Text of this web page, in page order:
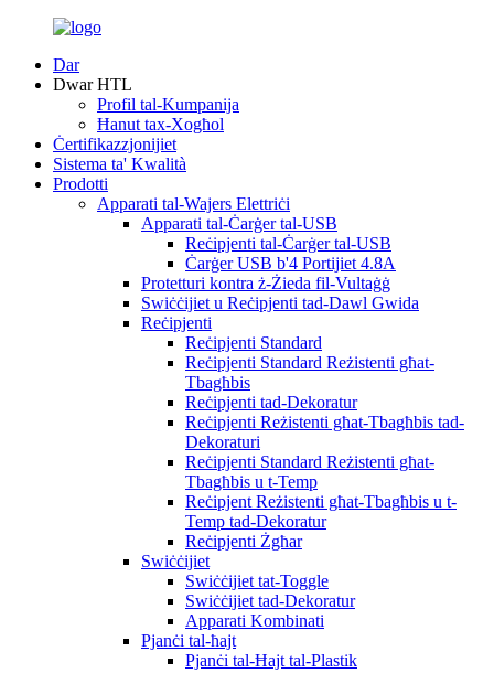
Dar
Dwar HTL
Profil tal-Kumpanija
Ħanut tax-Xogħol
Ċertifikazzjonijiet
Sistema ta' Kwalità
Prodotti
Apparati tal-Wajers Elettriċi
Apparati tal-Ċarġer tal-USB
Reċipjenti tal-Ċarġer tal-USB
Ċarġer USB b'4 Portijiet 4.8A
Protetturi kontra ż-Żieda fil-Vultaġġ
Swiċċijiet u Reċipjenti tad-Dawl Gwida
Reċipjenti
Reċipjenti Standard
Reċipjenti Standard Reżistenti għat-
Tbagħbis
Reċipjenti tad-Dekoratur
Reċipjenti Reżistenti għat-Tbagħbis tad-
Dekoraturi
Reċipjenti Standard Reżistenti għat-
Tbagħbis u t-Temp
Reċipjent Reżistenti għat-Tbagħbis u t-
Temp tad-Dekoratur
Reċipjenti Żgħar
Swiċċijiet
Swiċċijiet tat-Toggle
Swiċċijiet tad-Dekoratur
Apparati Kombinati
Pjanċi tal-ħajt
Pjanċi tal-Ħajt tal-Plastik